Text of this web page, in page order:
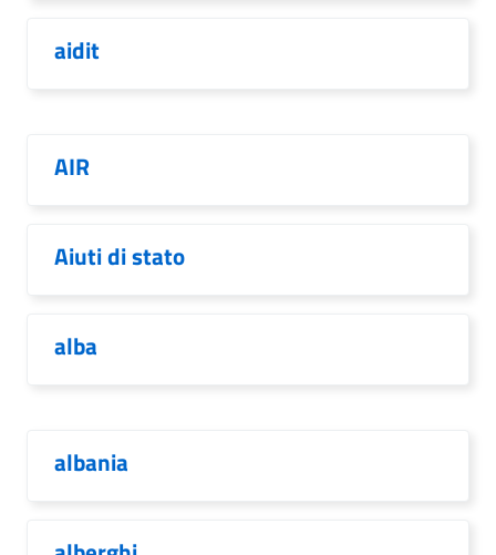
aidit
AIR
Aiuti di stato
alba
albania